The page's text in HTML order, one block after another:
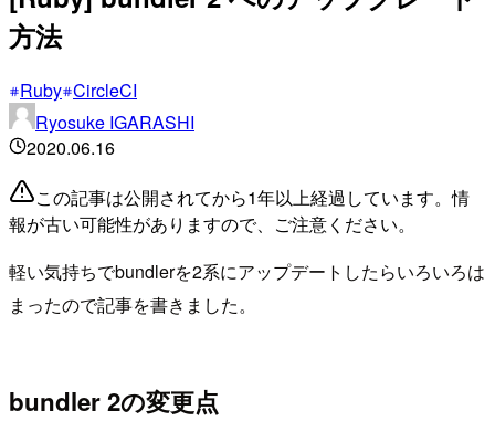
方法
Ruby CircleCI
Ryosuke IGARASHI
2020.06.16
この記事は公開されてから1年以上経過しています。情
報が古い可能性がありますので、ご注意ください。
軽い気持ちでbundlerを2系にアップデートしたらいろいろは
まったので記事を書きました。
bundler 2の変更点